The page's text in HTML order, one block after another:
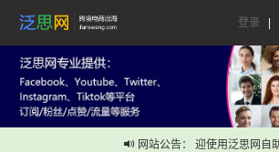
登录
网站公告： 迎使用泛思网自助下